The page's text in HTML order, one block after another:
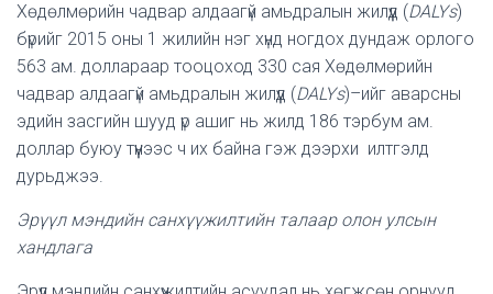
Хөдөлмөрийн чадвар алдаагүй амьдралын жилүүд (DALYs)
бүрийг 2015 оны 1 жилийн нэг хүнд ногдох дундаж орлого
563 ам. доллараар тооцоход 330 сая Хөдөлмөрийн
чадвар алдаагүй амьдралын жилүүд (DALYs)–ийг аварсны
эдийн засгийн шууд үр ашиг нь жилд 186 тэрбум ам.
доллар буюу түүнээс ч их байна гэж дээрхи илтгэлд
дурьджээ.
Эрүүл мэндийн санхүүжилтийн талаар олон улсын
хандлага